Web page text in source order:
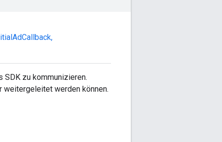
,
SDK zu kommunizieren.
weitergeleitet werden können.